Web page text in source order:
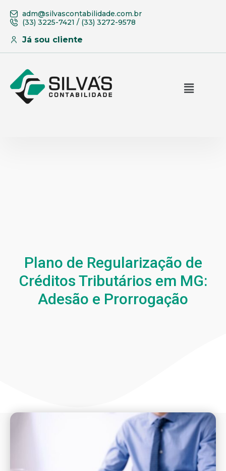
adm@silvascontabilidade.com.br
(33) 3225-7421 / (33) 3272-9578
Já sou cliente
Plano de Regularização de
Créditos Tributários em MG:
Adesão e Prorrogação